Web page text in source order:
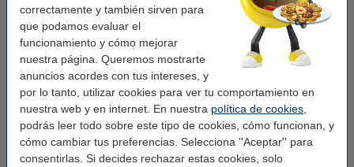
correctamente y también sirven para
que podamos evaluar el
funcionamiento y cómo mejorar
nuestra página. Queremos mostrarte
anuncios acordes con tus intereses, y
por lo tanto, utilizar cookies para ver tu comportamiento en
nuestra web y en internet. En nuestra política de cookies
podrás leer todo sobre este tipo de cookies, cómo funcionan, y
cómo cambiar tus preferencias. Selecciona ''Aceptar'' para
consentirlas. Si decides rechazar estas cookies, solo
Medidas: 102 mm x 44,3 m
Rollos: 5 rollo
Núm. de item: 650650
Consejo
Le recomendamos que compre estas etiquetas en lugar de las
etiquetas originales.